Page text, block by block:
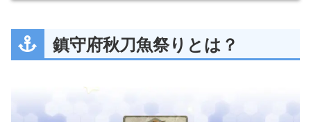
鎮守府秋刀魚祭りとは？